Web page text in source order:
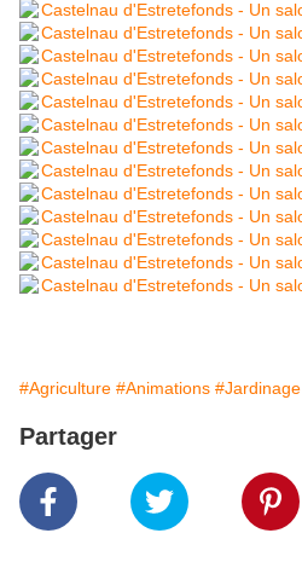
#Agriculture #Animations #Jardinage
Partager